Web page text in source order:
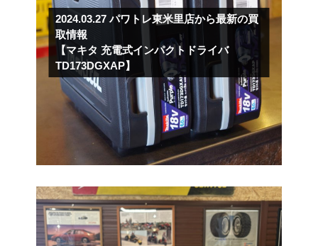
2024.03.27パワトレ東米里店から最新の買
取情報
【マキタ 充電式インパクトドライバ
TD173DGXAP】